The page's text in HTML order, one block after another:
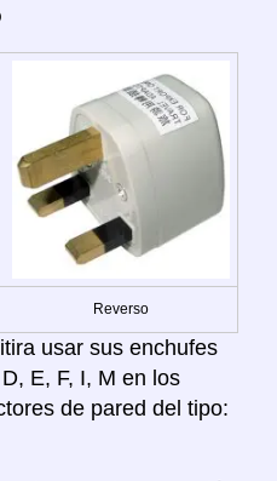
Reverso
usar sus enchufes
E, F, I, M en los
de pared del tipo: